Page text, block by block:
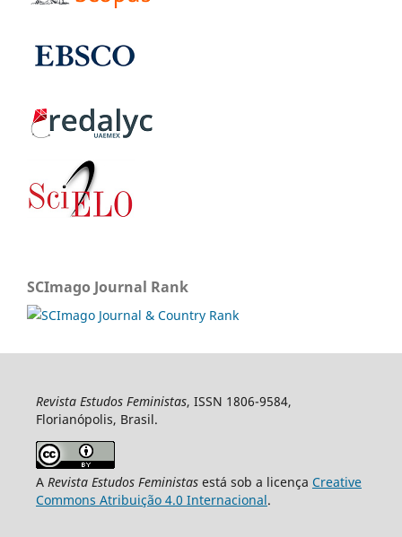
SCImago Journal Rank
Revista Estudos Feministas, ISSN 1806-9584,
Florianópolis, Brasil.
A Revista Estudos Feministasestá sob a licença Creative
Commons Atribuição 4.0 Internacional.